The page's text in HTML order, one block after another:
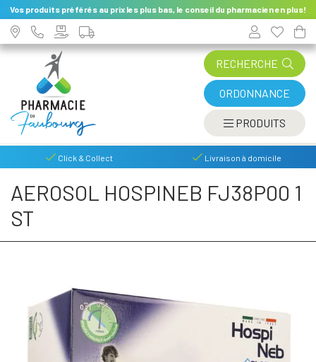
Vos produits préférés au prix les plus bas, le conseil du pharmacien en plus!
RECHERCHE
ORDONNANCE
PRODUITS
Click & Collect Livraison à domicile
AEROSOL HOSPINEB FJ38P00 1
ST